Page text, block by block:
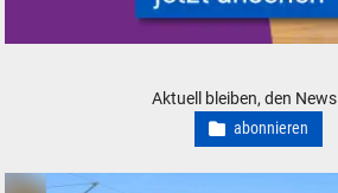
Aktuell bleiben, den
abonnieren